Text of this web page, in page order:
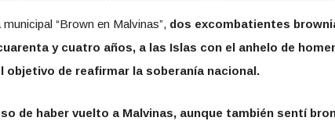
“Brown en Malvinas”, dos excombatientes
y cuatro años, a las Islas con el anhelo de
objetivo de reafirmar la soberanía nacional.
de haber vuelto a Malvinas, aunque también sentí